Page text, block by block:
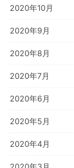
2020年10月
2020年9月
2020年8月
2020年7月
2020年6月
2020年5月
2020年4月